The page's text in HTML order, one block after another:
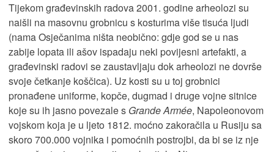
Tijekom građevinskih radova 2001. godine arheolozi su
naišli na masovnu grobnicu s kosturima više tisuća ljudi
(nama Osječanima ništa neobično: gdje god se u nas
zabije lopata ili ašov ispadaju neki povijesni artefakti, a
građevinski radovi se zaustavljaju dok arheolozi ne dovrše
svoje četkanje koščica). Uz kosti su u toj grobnici
pronađene uniforme, kopče, dugmad i druge vojne sitnice
koje su ih jasno povezale s Grande Armée, Napoleonovom
vojskom koja je u ljeto 1812. moćno zakoračila u Rusiju sa
skoro 700.000 vojnika i pomoćnih postrojbi, da bi se iz nje